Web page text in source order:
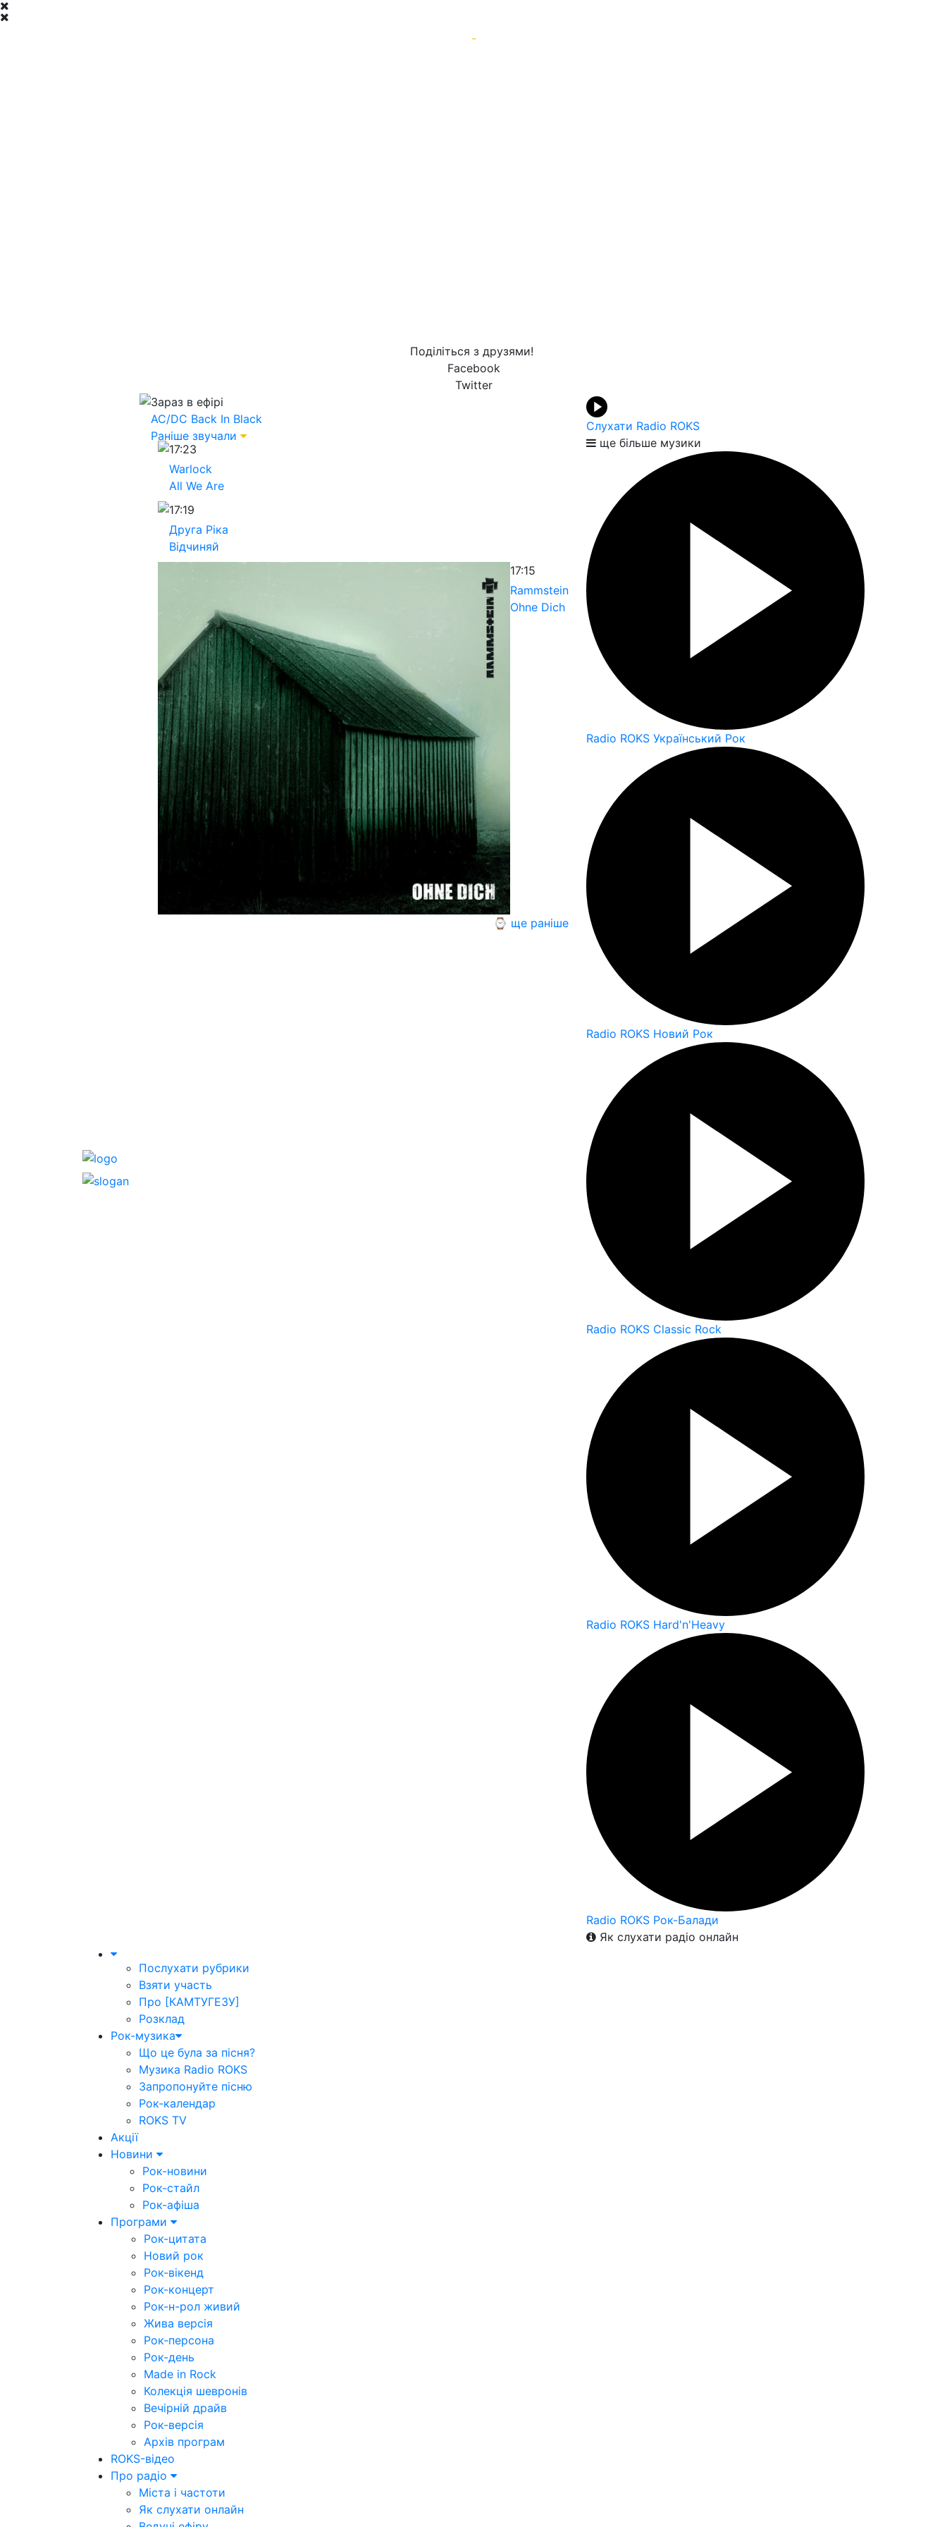
-
Поділіться з друзями!
Facebook
Twitter
Зараз в ефірі
AC/DC Back In Black
Раніше звучали
17:23
Warlock
All We Are
17:19
Друга Ріка
Відчиняй
17:15
Rammstein
Ohne Dich
⌚ ще раніше
Слухати Radio ROKS
ще більше музики
Radio ROKS Український Рок
Radio ROKS Новий Рок
Radio ROKS Classic Rock
Radio ROKS Hard'n'Heavy
Radio ROKS Рок-Балади
Як слухати радіо онлайн
Послухати рубрики
Взяти участь
Про [КАМТУГЕЗУ]
Розклад
Рок-музика
Що це була за пісня?
Музика Radio ROKS
Запропонуйте пісню
Рок-календар
ROKS TV
Акції
Новини
Рок-новини
Рок-стайл
Рок-афіша
Програми
Рок-цитата
Новий рок
Рок-вікенд
Рок-концерт
Рок-н-рол живий
Жива версія
Рок-персона
Рок-день
Made in Rock
Колекція шевронів
Вечірній драйв
Рок-версія
Архів програм
ROKS-відео
Про радіо
Міста і частоти
Як слухати онлайн